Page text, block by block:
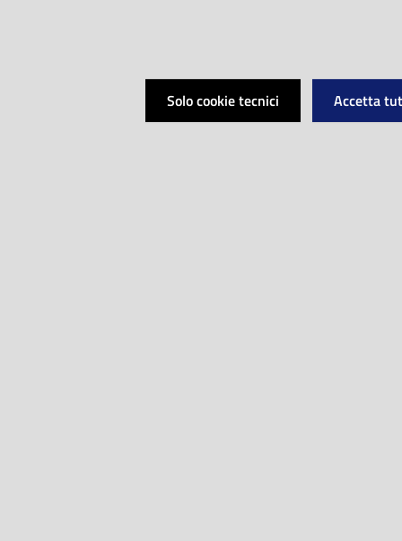
Nel mese
propone due
Solo cookie tecnici Accetta